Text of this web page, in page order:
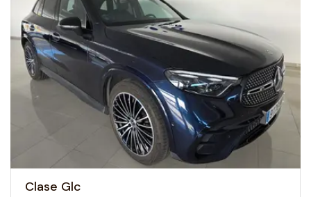
Clase Glc